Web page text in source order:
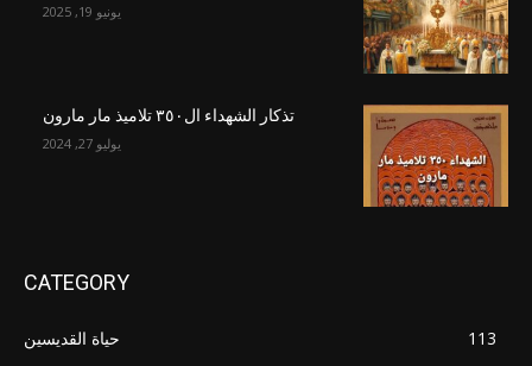
يونيو 19, 2025
تذكار الشهداء ال٣٥٠ تلاميذ مار مارون
يوليو 27, 2024
CATEGORY
حياة القديسين
113